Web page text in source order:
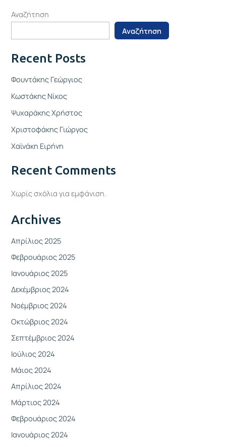
Αναζήτηση
Αναζήτηση
Recent Posts
Φουντάκης Γεώργιος
Κωστάκης Νίκος
Ψυχαράκης Χρήστος
Χριστοφάκης Γιώργος
Χαϊνάκη Ειρήνη
Recent Comments
Χωρίς σχόλια για εμφάνιση.
Archives
Απρίλιος 2025
Φεβρουάριος 2025
Ιανουάριος 2025
Δεκέμβριος 2024
Νοέμβριος 2024
Οκτώβριος 2024
Σεπτέμβριος 2024
Ιούλιος 2024
Μάιος 2024
Απρίλιος 2024
Μάρτιος 2024
Φεβρουάριος 2024
Ιανουάριος 2024